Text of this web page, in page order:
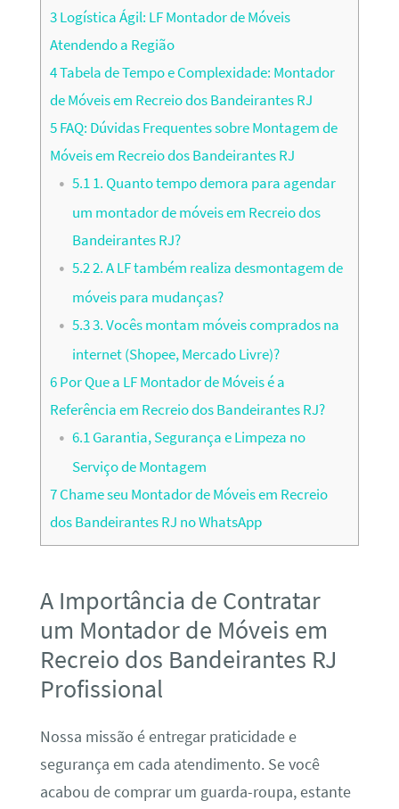
3Logística Ágil: LF Montador de Móveis
Atendendo a Região
4Tabela de Tempo e Complexidade: Montador
de Móveis em Recreio dos Bandeirantes RJ
5FAQ: Dúvidas Frequentes sobre Montagem de
Móveis em Recreio dos Bandeirantes RJ
5.11. Quanto tempo demora para agendar
um montador de móveis em Recreio dos
Bandeirantes RJ?
5.22. A LF também realiza desmontagem de
móveis para mudanças?
5.33. Vocês montam móveis comprados na
internet (Shopee, Mercado Livre)?
6Por Que a LF Montador de Móveis é a
Referência em Recreio dos Bandeirantes RJ?
6.1Garantia, Segurança e Limpeza no
Serviço de Montagem
7Chame seu Montador de Móveis em Recreio
dos Bandeirantes RJ no WhatsApp
A Importância de Contratar
um Montador de Móveis em
Recreio dos Bandeirantes RJ
Profissional
Nossa missão é entregar praticidade e
segurança em cada atendimento. Se você
acabou de comprar um guarda-roupa, estante